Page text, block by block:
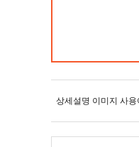
상세설명 이미지 사용